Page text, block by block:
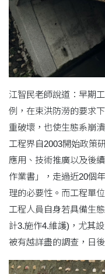
江智民老師說道：早期
例，在束洪防澇的要求
重破壞，也使生態系崩
工程界自2003開始政策
應用、技術推廣以及後
作業書」，走過近20個
理的必要性。而工程單
工程人員自身若具備生
計3.施作4.維護)，尤其
被有越詳盡的調查，日